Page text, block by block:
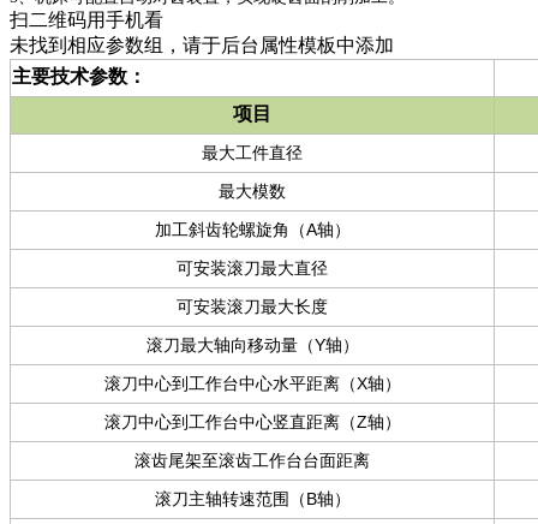
扫二维码用手机看
未找到相应参数组，请于后台属性模板中添加
主要技术参数：
项目
最大工件直径
最大模数
加工斜齿轮螺旋角（A轴）
可安装滚刀最大直径
可安装滚刀最大长度
滚刀最大轴向移动量（Y轴）
滚刀中心到工作台中心水平距离（X轴）
滚刀中心到工作台中心竖直距离（Z轴）
滚齿尾架至滚齿工作台台面距离
滚刀主轴转速范围（B轴）